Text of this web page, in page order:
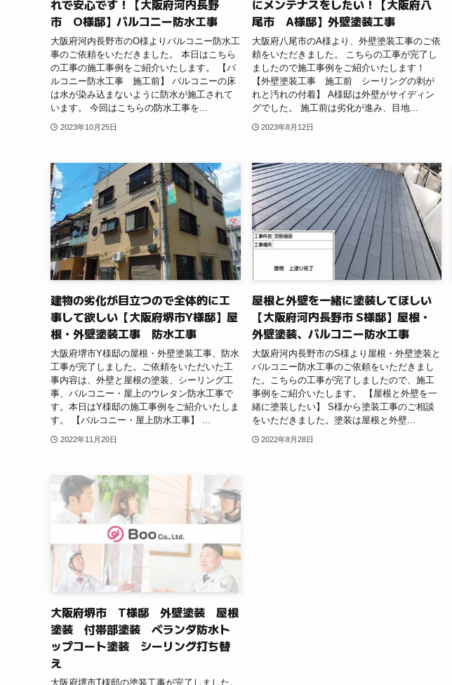
れで安心です！【大阪府河内長野
市 O様邸】バルコニー防水工事
大阪府河内長野市のO様よりバルコニー防水工
事のご依頼をいただきました。 本日はこちら
の工事の施工事例をご紹介いたします。 【バ
ルコニー防水工事 施工前】 バルコニーの床
は水が染み込まないように防水が施工されて
います。 今回はこちらの防水工事を...
2023年10月25日
にメンテナスをしたい！【大阪府八
尾市 A様邸】外壁塗装工事
大阪府八尾市のA様より、外壁塗装工事のご依
頼をいただきました。 こちらの工事が完了し
ましたので施工事例をご紹介いたします！
【外壁塗装工事 施工前 シーリングの剥が
れと汚れの付着】 A様邸は外壁がサイディン
グでした。 施工前は劣化が進み、目地...
2023年8月12日
建物の劣化が目立つので全体的に工
事して欲しい【大阪府堺市Y様邸】屋
根・外壁塗装工事 防水工事
大阪府堺市Y様邸の屋根・外壁塗装工事、防水
工事が完了しました。ご依頼をいただいた工
事内容は、外壁と屋根の塗装、シーリング工
事、バルコニー・屋上のウレタン防水工事で
す。本日はY様邸の施工事例をご紹介いたしま
す。 【バルコニー・屋上防水工事】 ...
2022年11月20日
屋根と外壁を一緒に塗装してほしい
【大阪府河内長野市 S様邸】屋根・
外壁塗装、バルコニー防水工事
大阪府河内長野市のS様より屋根・外壁塗装と
バルコニー防水工事のご依頼をいただきまし
た。こちらの工事が完了しましたので、施工
事例をご紹介いたします。 【屋根と外壁を一
緒に塗装したい】 S様から塗装工事のご相談
をいただきました。塗装は屋根と外壁...
2022年8月28日
大阪府堺市 T様邸 外壁塗装 屋根
塗装 付帯部塗装 ベランダ防水ト
ップコート塗装 シーリング打ち替
え
大阪府堺市T様邸の塗装工事が完了しました。